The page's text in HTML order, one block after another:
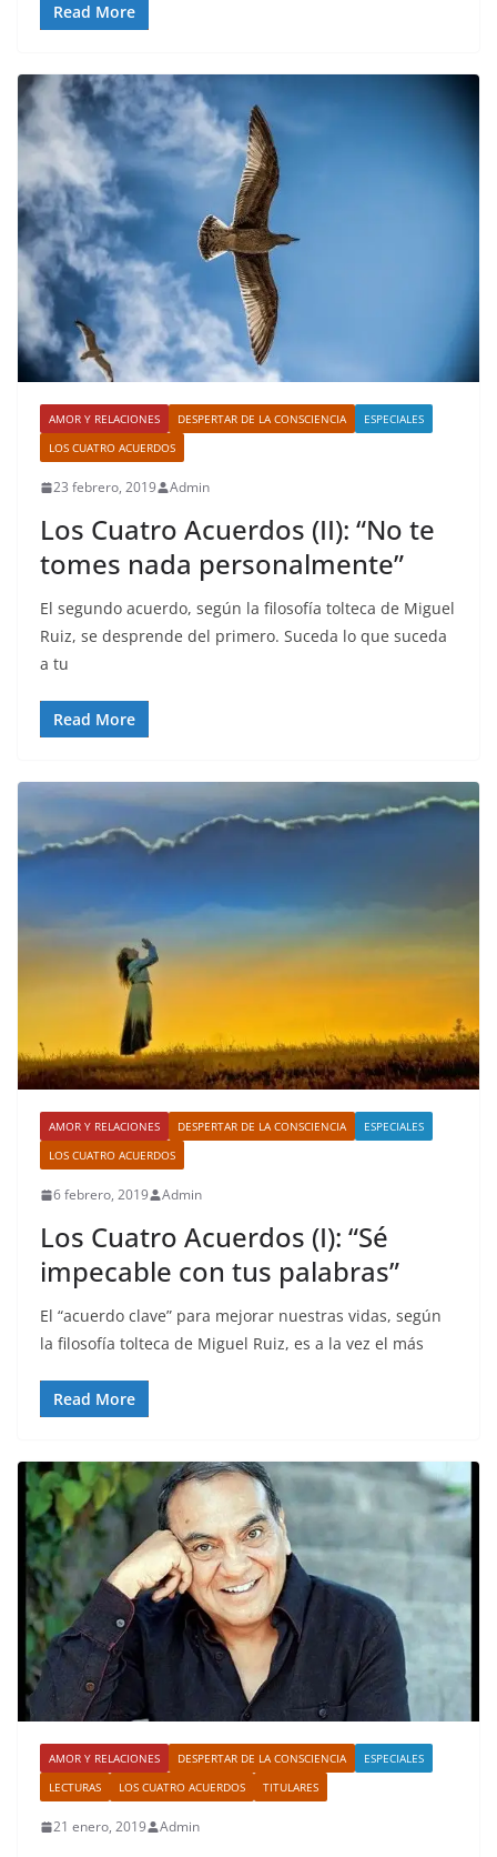
Read More
AMOR Y RELACIONES DESPERTAR DE LA CONSCIENCIA
ESPECIALES
LOS CUATRO ACUERDOS
23 febrero, 2019 Admin
Los Cuatro Acuerdos (II): “No te
tomes nada personalmente”
El segundo acuerdo, según la filosofía tolteca de Miguel
Ruiz, se desprende del primero. Suceda lo que suceda
a tu
Read More
AMOR Y RELACIONES DESPERTAR DE LA CONSCIENCIA
ESPECIALES
LOS CUATRO ACUERDOS
6 febrero, 2019 Admin
Los Cuatro Acuerdos (I): “Sé
impecable con tus palabras”
El “acuerdo clave” para mejorar nuestras vidas, según
la filosofía tolteca de Miguel Ruiz, es a la vez el más
Read More
AMOR Y RELACIONES DESPERTAR DE LA CONSCIENCIA
ESPECIALES
LECTURAS
LOS CUATRO ACUERDOS TITULARES
21 enero, 2019 Admin